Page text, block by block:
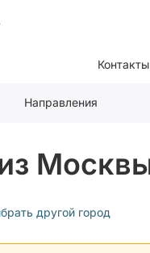
Контакты
Направления
другой город